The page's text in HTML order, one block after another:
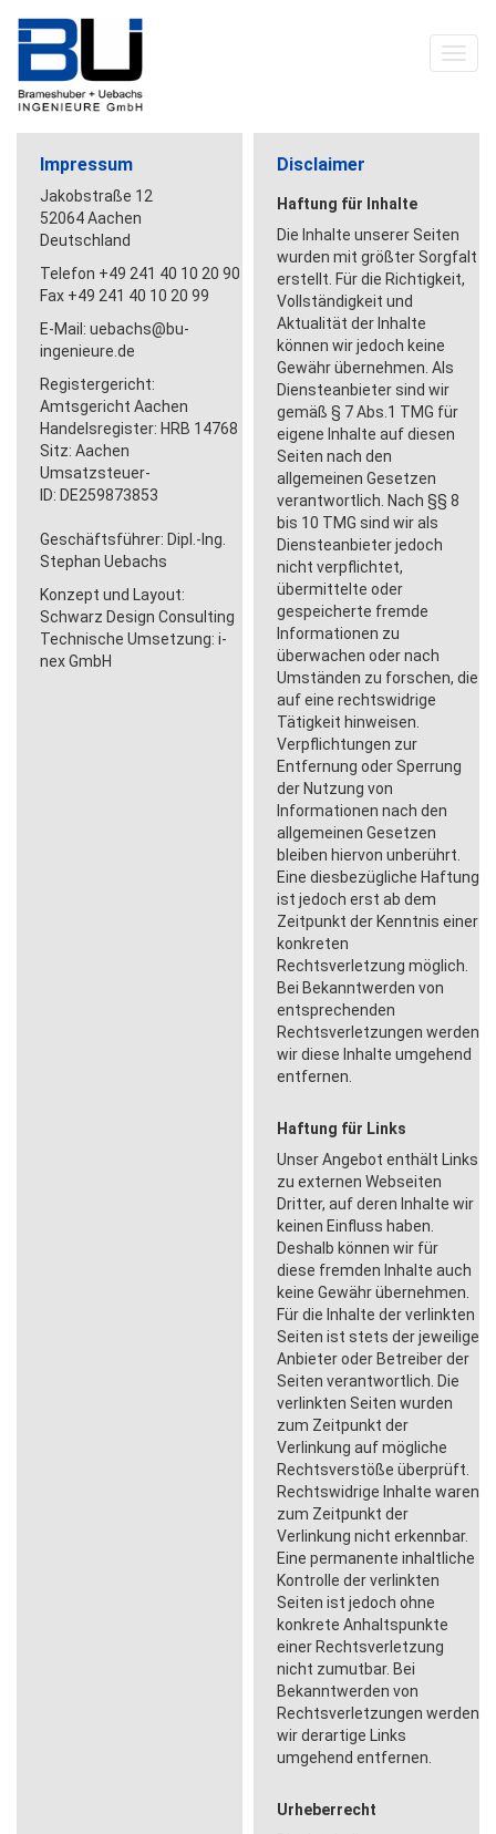
Impressum
Jakobstraße 12
52064 Aachen
Deutschland
Telefon +49 241 40 10 20 90
Fax +49 241 40 10 20 99
E-Mail: uebachs@bu-
ingenieure.de
Registergericht:
Amtsgericht Aachen
Handelsregister: HRB 14768
Sitz: Aachen
Umsatzsteuer-
ID: DE259873853
Geschäftsführer: Dipl.-Ing.
Stephan Uebachs
Konzept und Layout:
Schwarz Design Consulting
Technische Umsetzung: i-
nex GmbH
Disclaimer
Haftung für Inhalte
Die Inhalte unserer Seiten
wurden mit größter Sorgfalt
erstellt. Für die Richtigkeit,
Vollständigkeit und
Aktualität der Inhalte
können wir jedoch keine
Gewähr übernehmen. Als
Diensteanbieter sind wir
gemäß § 7 Abs.1 TMG für
eigene Inhalte auf diesen
Seiten nach den
allgemeinen Gesetzen
verantwortlich. Nach §§ 8
bis 10 TMG sind wir als
Diensteanbieter jedoch
nicht verpflichtet,
übermittelte oder
gespeicherte fremde
Informationen zu
überwachen oder nach
Umständen zu forschen, die
auf eine rechtswidrige
Tätigkeit hinweisen.
Verpflichtungen zur
Entfernung oder Sperrung
der Nutzung von
Informationen nach den
allgemeinen Gesetzen
bleiben hiervon unberührt.
Eine diesbezügliche Haftung
ist jedoch erst ab dem
Zeitpunkt der Kenntnis einer
konkreten
Rechtsverletzung möglich.
Bei Bekanntwerden von
entsprechenden
Rechtsverletzungen werden
wir diese Inhalte umgehend
entfernen.
Haftung für Links
Unser Angebot enthält Links
zu externen Webseiten
Dritter, auf deren Inhalte wir
keinen Einfluss haben.
Deshalb können wir für
diese fremden Inhalte auch
keine Gewähr übernehmen.
Für die Inhalte der verlinkten
Seiten ist stets der jeweilige
Anbieter oder Betreiber der
Seiten verantwortlich. Die
verlinkten Seiten wurden
zum Zeitpunkt der
Verlinkung auf mögliche
Rechtsverstöße überprüft.
Rechtswidrige Inhalte waren
zum Zeitpunkt der
Verlinkung nicht erkennbar.
Eine permanente inhaltliche
Kontrolle der verlinkten
Seiten ist jedoch ohne
konkrete Anhaltspunkte
einer Rechtsverletzung
nicht zumutbar. Bei
Bekanntwerden von
Rechtsverletzungen werden
wir derartige Links
umgehend entfernen.
Urheberrecht